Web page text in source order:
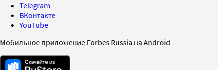
Telegram
ВКонтакте
YouTube
Мобильное приложение Forbes Russia на Android